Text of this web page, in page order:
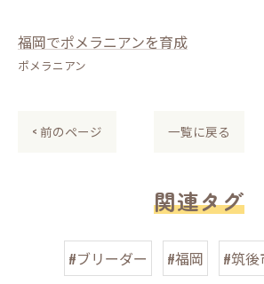
福岡でポメラニアンを育成
ポメラニアン
< 前のページ 一覧に戻る
関連タグ
#ブリーダー #福岡 #筑後